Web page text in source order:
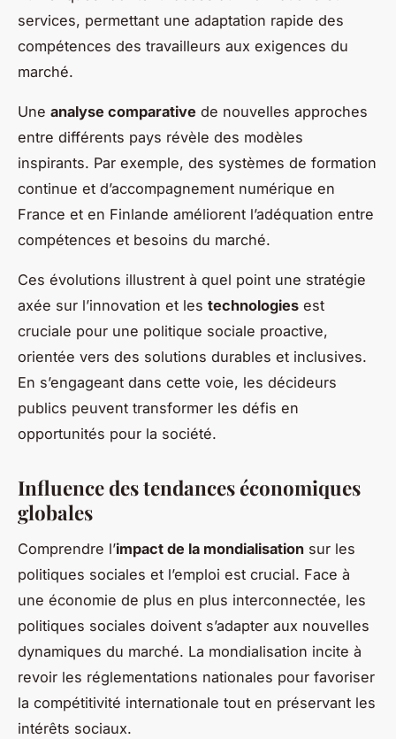
services, permettant une adaptation rapide des
compétences des travailleurs aux exigences du
marché.
Une analyse comparative de nouvelles approches
entre différents pays révèle des modèles
inspirants. Par exemple, des systèmes de formation
continue et d’accompagnement numérique en
France et en Finlande améliorent l’adéquation entre
compétences et besoins du marché.
Ces évolutions illustrent à quel point une stratégie
axée sur l’innovation et les technologies est
cruciale pour une politique sociale proactive,
orientée vers des solutions durables et inclusives.
En s’engageant dans cette voie, les décideurs
publics peuvent transformer les défis en
opportunités pour la société.
Influence des tendances économiques
globales
Comprendre l’impact de la mondialisation sur les
politiques sociales et l’emploi est crucial. Face à
une économie de plus en plus interconnectée, les
politiques sociales doivent s’adapter aux nouvelles
dynamiques du marché. La mondialisation incite à
revoir les réglementations nationales pour favoriser
la compétitivité internationale tout en préservant les
intérêts sociaux.